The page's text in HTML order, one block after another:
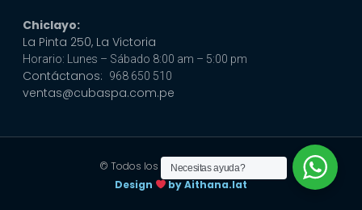
Chiclayo:
La Pinta 250, La Victoria
Horario: Lunes – Sábado 8:00 am – 5:00 pm
Contáctanos: 968 650 510
ventas@cubaspa.com.pe
© Todos los derechos reservados
Design
by Aithana.lat
Necesitas ayuda?